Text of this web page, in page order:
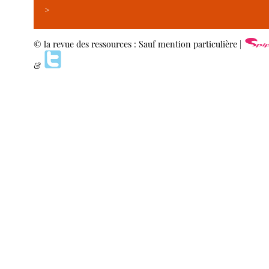
>
© la revue des ressources : Sauf mention particulière |
&